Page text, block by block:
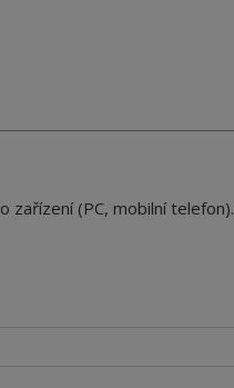
zařízení (PC, mobilní telefon).